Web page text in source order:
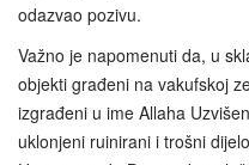
odazvao pozivu.
Važno je napomenuti da, u
objekti građeni na vakufskoj
izgrađeni u ime Allaha
uklonjeni ruinirani i trošni